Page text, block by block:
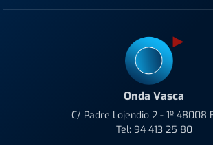
Onda Vasca
C/ Padre Lojendio 2 - 1º 48008
Tel: 94 413 25 80